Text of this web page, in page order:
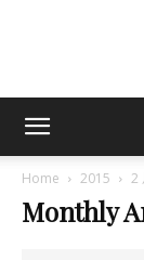
Home 2015 2
Monthly